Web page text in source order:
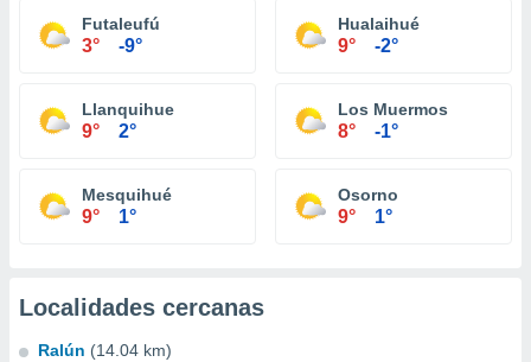
Futaleufú
3° -9°
Hualaihué
9° -2°
Llanquihue
9° 2°
Los Muermos
8° -1°
Mesquihué
9° 1°
Osorno
9° 1°
Localidades cercanas
Ralún (14.04 km)